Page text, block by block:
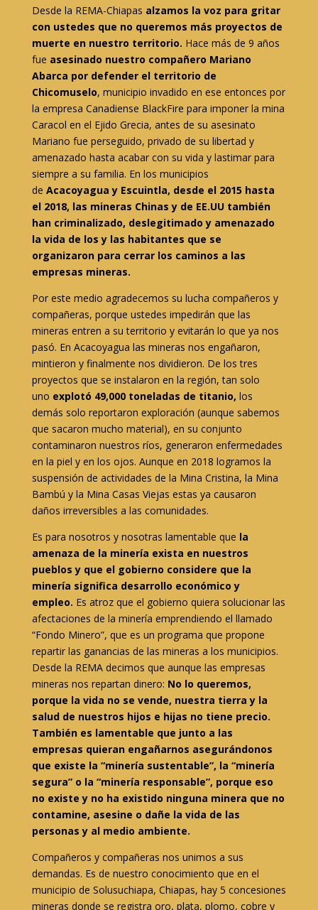
Desde la REMA-Chiapas alzamos la voz para gritar
con ustedes que no queremos más proyectos de
muerte en nuestro territorio. Hace más de 9 años
fue asesinado nuestro compañero Mariano
Abarca por defender el territorio de
Chicomuselo, municipio invadido en ese entonces por
la empresa Canadiense BlackFire para imponer la mina
Caracol en el Ejido Grecia, antes de su asesinato
Mariano fue perseguido, privado de su libertad y
amenazado hasta acabar con su vida y lastimar para
siempre a su familia. En los municipios
de Acacoyagua y Escuintla, desde el 2015 hasta
el 2018, las mineras Chinas y de EE.UU también
han criminalizado, deslegitimado y amenazado
la vida de los y las habitantes que se
organizaron para cerrar los caminos a las
empresas mineras.
Por este medio agradecemos su lucha compañeros y
compañeras, porque ustedes impedirán que las
mineras entren a su territorio y evitarán lo que ya nos
pasó. En Acacoyagua las mineras nos engañaron,
mintieron y finalmente nos dividieron. De los tres
proyectos que se instalaron en la región, tan solo
uno explotó 49,000 toneladas de titanio, los
demás solo reportaron exploración (aunque sabemos
que sacaron mucho material), en su conjunto
contaminaron nuestros ríos, generaron enfermedades
en la piel y en los ojos. Aunque en 2018 logramos la
suspensión de actividades de la Mina Cristina, la Mina
Bambú y la Mina Casas Viejas estas ya causaron
daños irreversibles a las comunidades.
Es para nosotros y nosotras lamentable que la
amenaza de la minería exista en nuestros
pueblos y que el gobierno considere que la
minería significa desarrollo económico y
empleo. Es atroz que el gobierno quiera solucionar las
afectaciones de la minería emprendiendo el llamado
“Fondo Minero”, que es un programa que propone
repartir las ganancias de las mineras a los municipios.
Desde la REMA decimos que aunque las empresas
mineras nos repartan dinero: No lo queremos,
porque la vida no se vende, nuestra tierra y la
salud de nuestros hijos e hijas no tiene precio.
También es lamentable que junto a las
empresas quieran engañarnos asegurándonos
que existe la “minería sustentable”, la “minería
segura” o la “minería responsable”, porque eso
no existe y no ha existido ninguna minera que no
contamine, asesine o dañe la vida de las
personas y al medio ambiente.
Compañeros y compañeras nos unimos a sus
demandas. Es de nuestro conocimiento que en el
municipio de Solusuchiapa, Chiapas, hay 5 concesiones
mineras donde se registra oro, plata, plomo, cobre y